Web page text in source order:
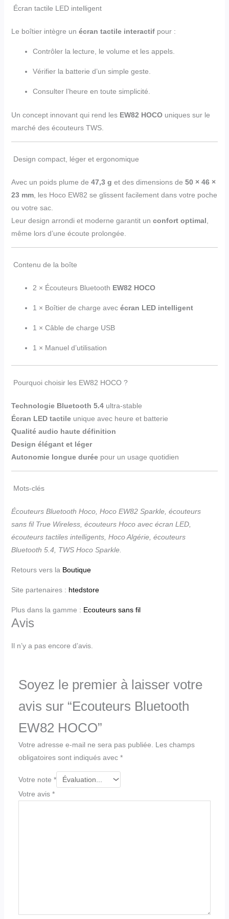
Écran tactile LED intelligent
Le boîtier intègre un écran tactile interactifpour :
Contrôler la lecture, le volume et les appels.
Vérifier la batterie d’un simple geste.
Consulter l’heure en toute simplicité.
Un concept innovant qui rend les EW82 HOCOuniques sur le
marché des écouteurs TWS.
Design compact, léger et ergonomique
Avec un poids plume de 47,3 g et des dimensions de 50 × 46 ×
23 mm, les Hoco EW82 se glissent facilement dans votre poche
ou votre sac.
Leur design arrondi et moderne garantit un confort optimal
même lors d’une écoute prolongée.
Contenu de la boîte
2 × Écouteurs Bluetooth EW82 HOCO
1 × Boîtier de charge avec écran LED intelligent
1 × Câble de charge USB
1 × Manuel d’utilisation
Pourquoi choisir les EW82 HOCO ?
Technologie Bluetooth 5.4ultra-stable
Écran LED tactileunique avec heure et batterie
Qualité audio haute définition
Design élégant et léger
Autonomie longue duréepour un usage quotidien
Mots-clés
Écouteurs Bluetooth Hoco, Hoco EW82 Sparkle, écouteurs
sans fil True Wireless, écouteurs Hoco avec écran LED,
écouteurs tactiles intelligents, Hoco Algérie, écouteurs
Bluetooth 5.4, TWS Hoco Sparkle.
Retours vers la Boutique
Site partenaires : htedstore
Plus dans la gamme : Ecouteurs sans fil
Avis
Il n’y a pas encore d’avis.
Soyez le premier à laisser votre
avis sur “Ecouteurs Bluetooth
EW82 HOCO”
Votre adresse e-mail ne sera pas publiée.
Les champs
obligatoires sont indiqués avec *
Votre note *
Votre avis *